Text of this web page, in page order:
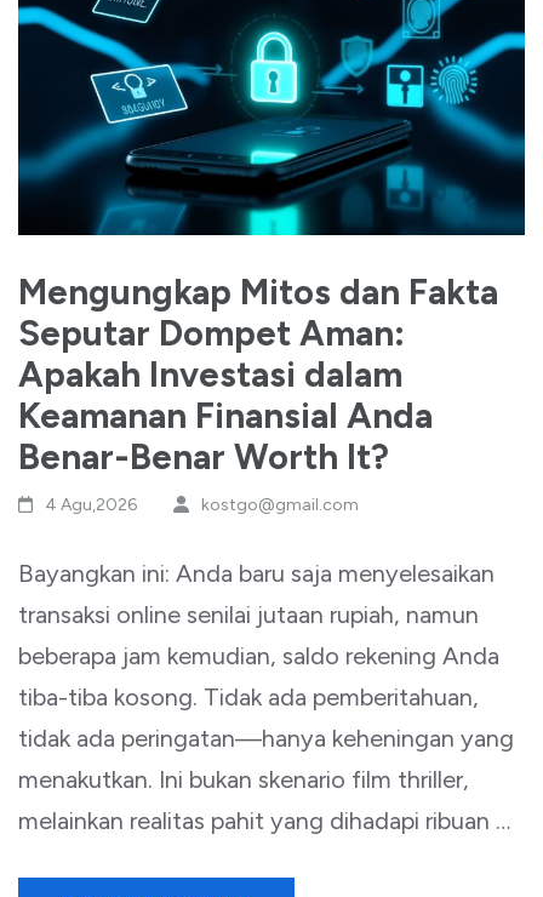
Mengungkap Mitos dan Fakta
Seputar Dompet Aman:
Apakah Investasi dalam
Keamanan Finansial Anda
Benar-Benar Worth It?
4 Agu,2026 kostgo@gmail.com
Bayangkan ini: Anda baru saja menyelesaikan
transaksi online senilai jutaan rupiah, namun
beberapa jam kemudian, saldo rekening Anda
tiba-tiba kosong. Tidak ada pemberitahuan,
tidak ada peringatan—hanya keheningan yang
menakutkan. Ini bukan skenario film thriller,
melainkan realitas pahit yang dihadapi ribuan …